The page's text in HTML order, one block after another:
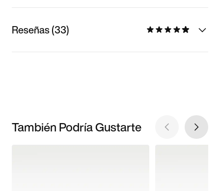
Reseñas (33)
También Podría Gustarte